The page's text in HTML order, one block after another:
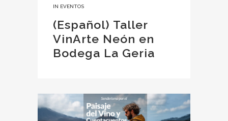
IN EVENTOS
(Español) Taller
VinArte Neón en
Bodega La Geria